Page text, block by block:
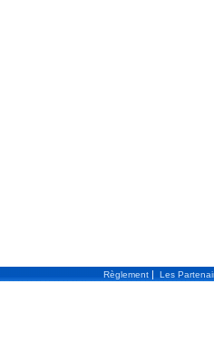
Règlement | Les